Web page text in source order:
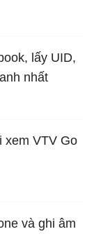
lấy UID,
nhất
xem VTV Go
và ghi âm